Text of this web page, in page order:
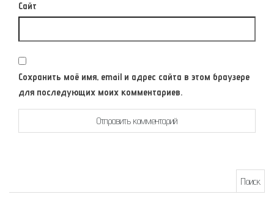
Сайт
Сохранить моё имя, email и адрес сайта в этом браузере
для последующих моих комментариев.